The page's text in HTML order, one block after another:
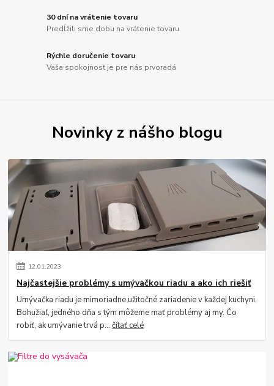
30 dní na vrátenie tovaru
Predĺžili sme dobu na vrátenie tovaru
Rýchle doručenie tovaru
Vaša spokojnosť je pre nás prvoradá
Novinky z nášho blogu
12.01.2023
Najčastejšie problémy s umývačkou riadu a ako ich riešiť
Umývačka riadu je mimoriadne užitočné zariadenie v každej kuchyni.
Bohužiaľ, jedného dňa s tým môžeme mať problémy aj my. Čo
robiť, ak umývanie trvá p...čítať celé